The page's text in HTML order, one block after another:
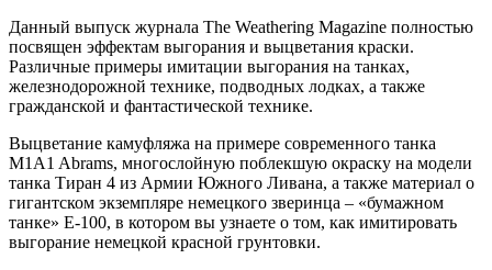
Данный выпуск журнала The Weathering Magazine полностью
посвящен эффектам выгорания и выцветания краски.
Различные примеры имитации выгорания на танках,
железнодорожной технике, подводных лодках, а также
гражданской и фантастической технике.
Выцветание камуфляжа на примере современного танка
M1A1 Abrams, многослойную поблекшую окраску на модели
танка Тиран 4 из Армии Южного Ливана, а также материал о
гигантском экземпляре немецкого зверинца – «бумажном
танке» Е-100, в котором вы узнаете о том, как имитировать
выгорание немецкой красной грунтовки.